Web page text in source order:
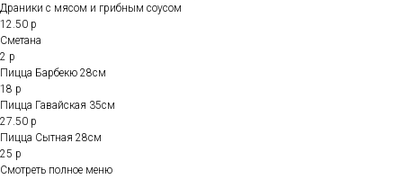
Драники с мясом и грибным соусом
12.50 р
Сметана
2 р
Пицца Барбекю 28см
18 р
Пицца Гавайская 35см
27.50 р
Пицца Сытная 28см
25 р
Смотреть полное меню